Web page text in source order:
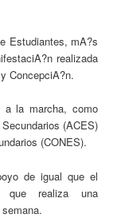
Estudiantes, mA?s
realizada
ConcepciA?n.
a la marcha, como
(ACES)
(CONES).
de igual que el
que realiza una